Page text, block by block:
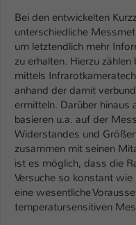
Bei den entwickelten
unterschiedliche
um letztendlich mehr
zu erhalten. Hierzu
mittels
anhand der damit
ermitteln. Darüber hinaus
basieren u.a. auf der
Widerstandes und
zusammen mit seinen
ist es möglich, dass die
Versuche so konstant
eine wesentliche
temperatursensitiven
Laufzeit
Zweck
Dieser
ein
zu